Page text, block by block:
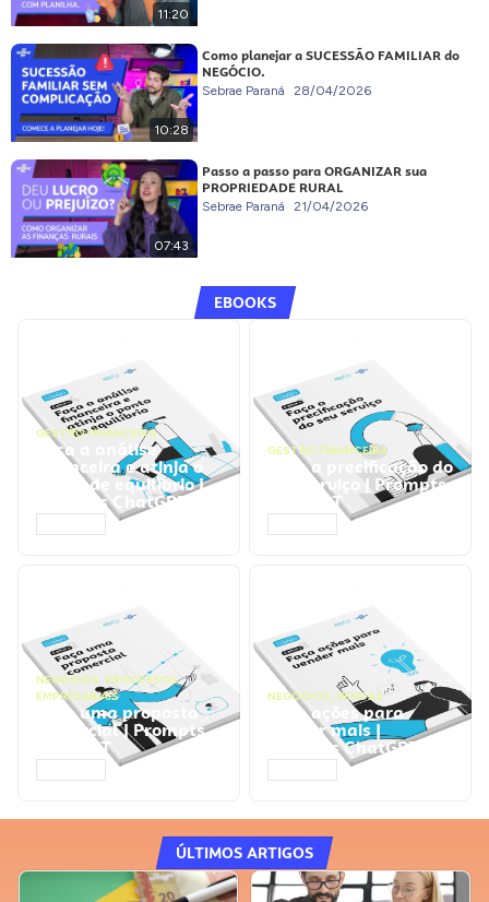
11:20
10:28
Como planejar a SUCESSÃO FAMILIAR do
NEGÓCIO.
Sebrae Paraná 28/04/2026
07:43
Passo a passo para ORGANIZAR sua
PROPRIEDADE RURAL
Sebrae Paraná 21/04/2026
EBOOKS
GESTÃO FINANCEIRA
Faça a análise
financeira e atinja o
ponto de equilíbrio |
Prompts ChatGPT
GESTÃO FINANCEIRA
Faça a precificação do
seu serviço | Prompts
ChatGPT
NEGÓCIOS, PROCESSOS
EMPRESARIAIS
Faça uma proposta
comercial | Prompts
ChatGPT
NEGÓCIOS, VENDAS
Faça ações para
vender mais |
Prompts ChatGPT
ÚLTIMOS ARTIGOS